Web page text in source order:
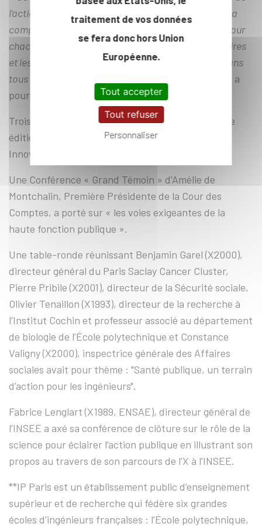
l’action publique, de ses défis, de son exigence, de sa
complexité aussi sera extrêmement enrichissante pour
chacun d’entre vous, quelles que soient vos trajectoires
et les responsabilités que vous exercerez demain dans
tous les secteurs stratégiques de notre économie
», a
poursuivi Laura Chaubard.
Trois thématiques avaient été retenues pour cette
édition 2026 : La Défense et la Sécurité ; les
Innovations technologiques et la Santé publique.
Une Conférence « Grand Témoin » d’Amélie de
Montchalin, Première Présidente de la Cour des
Comptes, a porté sur « les voies exigeantes de la
haute fonction publique ».
Une table-ronde réunissant Benjamin Garel (X2000),
directeur général du Paris Saclay Cancer Cluster,
Pierre Pribile (X2001), directeur de la Sécurité sociale,
Olivier Tenaillon (X1993), directeur de la recherche à
l’Institut Cochin et professeur associé au département
de biologie de l’École polytechnique et Constance
Valigny (X2000), inspectrice générale des Affaires
sociales avait pour thème : "Santé publique, un terrain
d’action pour les ingénieurs".
Fabrice Lenglart (X1989, ENSAE), directeur général de
l’INSEE a axé sa conférence de clôture sur le rôle de la
science pour éclairer l’action publique en illustrant son
propos au travers de son parcours de l’X à l’INSEE.
**IP Paris est un établissement public d’enseignement
supérieur et de recherche qui fédère six grandes
écoles d’ingénieurs françaises : l’École polytechnique,
traitement de vos données
se fera donc hors Union
Européenne.
Tout accepter
Tout refuser
Personnaliser